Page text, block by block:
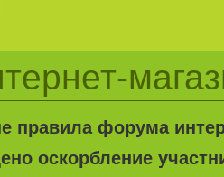
правила форума
оскорбление